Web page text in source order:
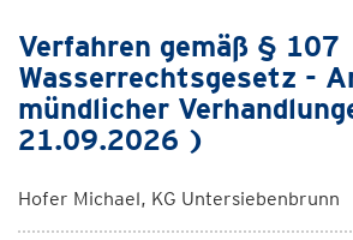
Verfahren gemäß § 107
Wasserrechtsgesetz -
mündlicher
21.09.2026 )
Hofer Michael, KG Untersiebenbrunn